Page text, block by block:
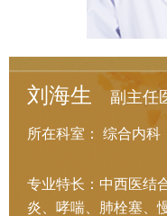
刘海生 副主任
所在科室： 综合内科
专业特长：中西医结
炎、哮喘、肺栓塞、